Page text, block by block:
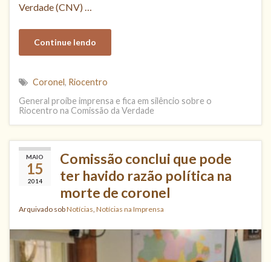
Verdade (CNV) …
Continue lendo
Coronel, Riocentro
General proíbe imprensa e fica em silêncio sobre o
Riocentro na Comissão da Verdade
MAIO
15
2014
Comissão conclui que pode
ter havido razão política na
morte de coronel
Arquivado sobNotícias Notícias na Imprensa